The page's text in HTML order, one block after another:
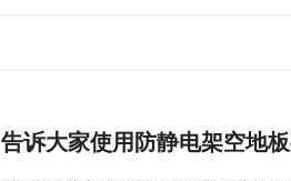
告诉大家使用防静电架空地